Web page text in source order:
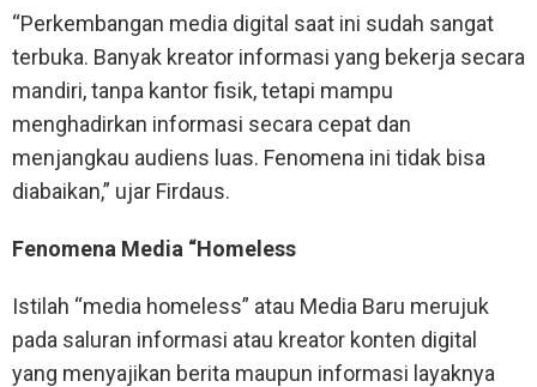
“Perkembangan media digital saat ini sudah sangat
terbuka. Banyak kreator informasi yang bekerja secara
mandiri, tanpa kantor fisik, tetapi mampu
menghadirkan informasi secara cepat dan
menjangkau audiens luas. Fenomena ini tidak bisa
diabaikan,” ujar Firdaus.
Fenomena Media “Homeless
Istilah “media homeless” atau Media Baru merujuk
pada saluran informasi atau kreator konten digital
yang menyajikan berita maupun informasi layaknya